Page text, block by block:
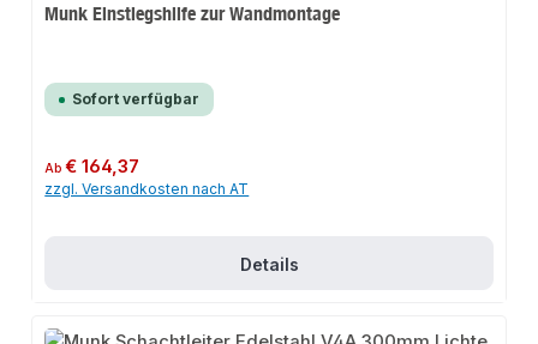
Munk Einstiegshilfe zur Wandmontage
Sofort verfügbar
Regulärer Preis:
Ab€ 164,37
zzgl. Versandkosten nach AT
Details